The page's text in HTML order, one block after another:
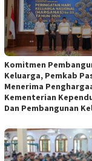
Komitmen
Keluarga, Pemkab
Menerima
Kementerian
Dan Pembangunan